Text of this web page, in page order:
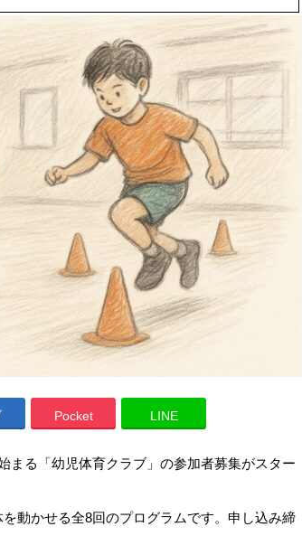
Pocket LINE
まる「幼児体育クラブ」の参加者募集がスター
動かせる全8回のプログラムです。申し込み締